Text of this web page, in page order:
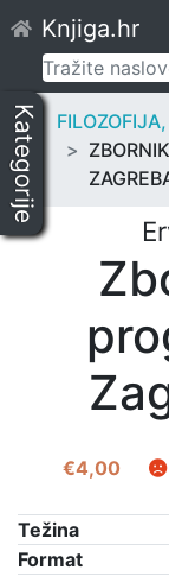
to
content
Knjiga.hr
Pretraži:
Kategorije
€4,00
Težina
Format